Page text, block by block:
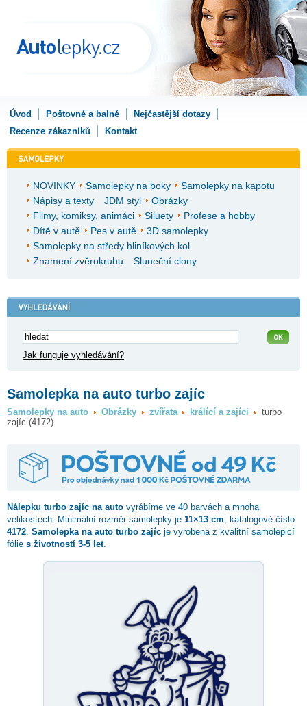
Úvod Poštovné a balné
Nejčastější dotazy
Recenze zákazníků
Kontakt
NOVINKY Samolepky na boky
Samolepky na kapotu
Nápisy a texty
JDM styl
Obrázky
Filmy, komiksy, animáci
Siluety
Profese a hobby
Dítě v autě
Pes v autě
3D samolepky
Samolepky na středy hliníkových kol
Znamení zvěrokruhu
Sluneční clony
Jak funguje vyhledávání?
Samolepka na auto turbo zajíc
Samolepky na auto Obrázky zvířata králící a zajíci
turbo
zajíc (4172)
Nálepku turbo zajíc na auto vyrábíme ve 40 barvách a mnoha
velikostech. Minimální rozměr samolepky je 11×13 cm , katalogové číslo
4172 Samolepka na auto turbo zajíc je vyrobena z kvalitní samolepicí
fólie s životností 3-5 let.